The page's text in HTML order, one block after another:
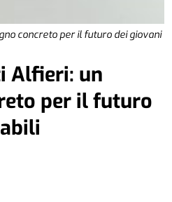
concreto per il futuro dei giovani
Alfieri: un
per il futuro